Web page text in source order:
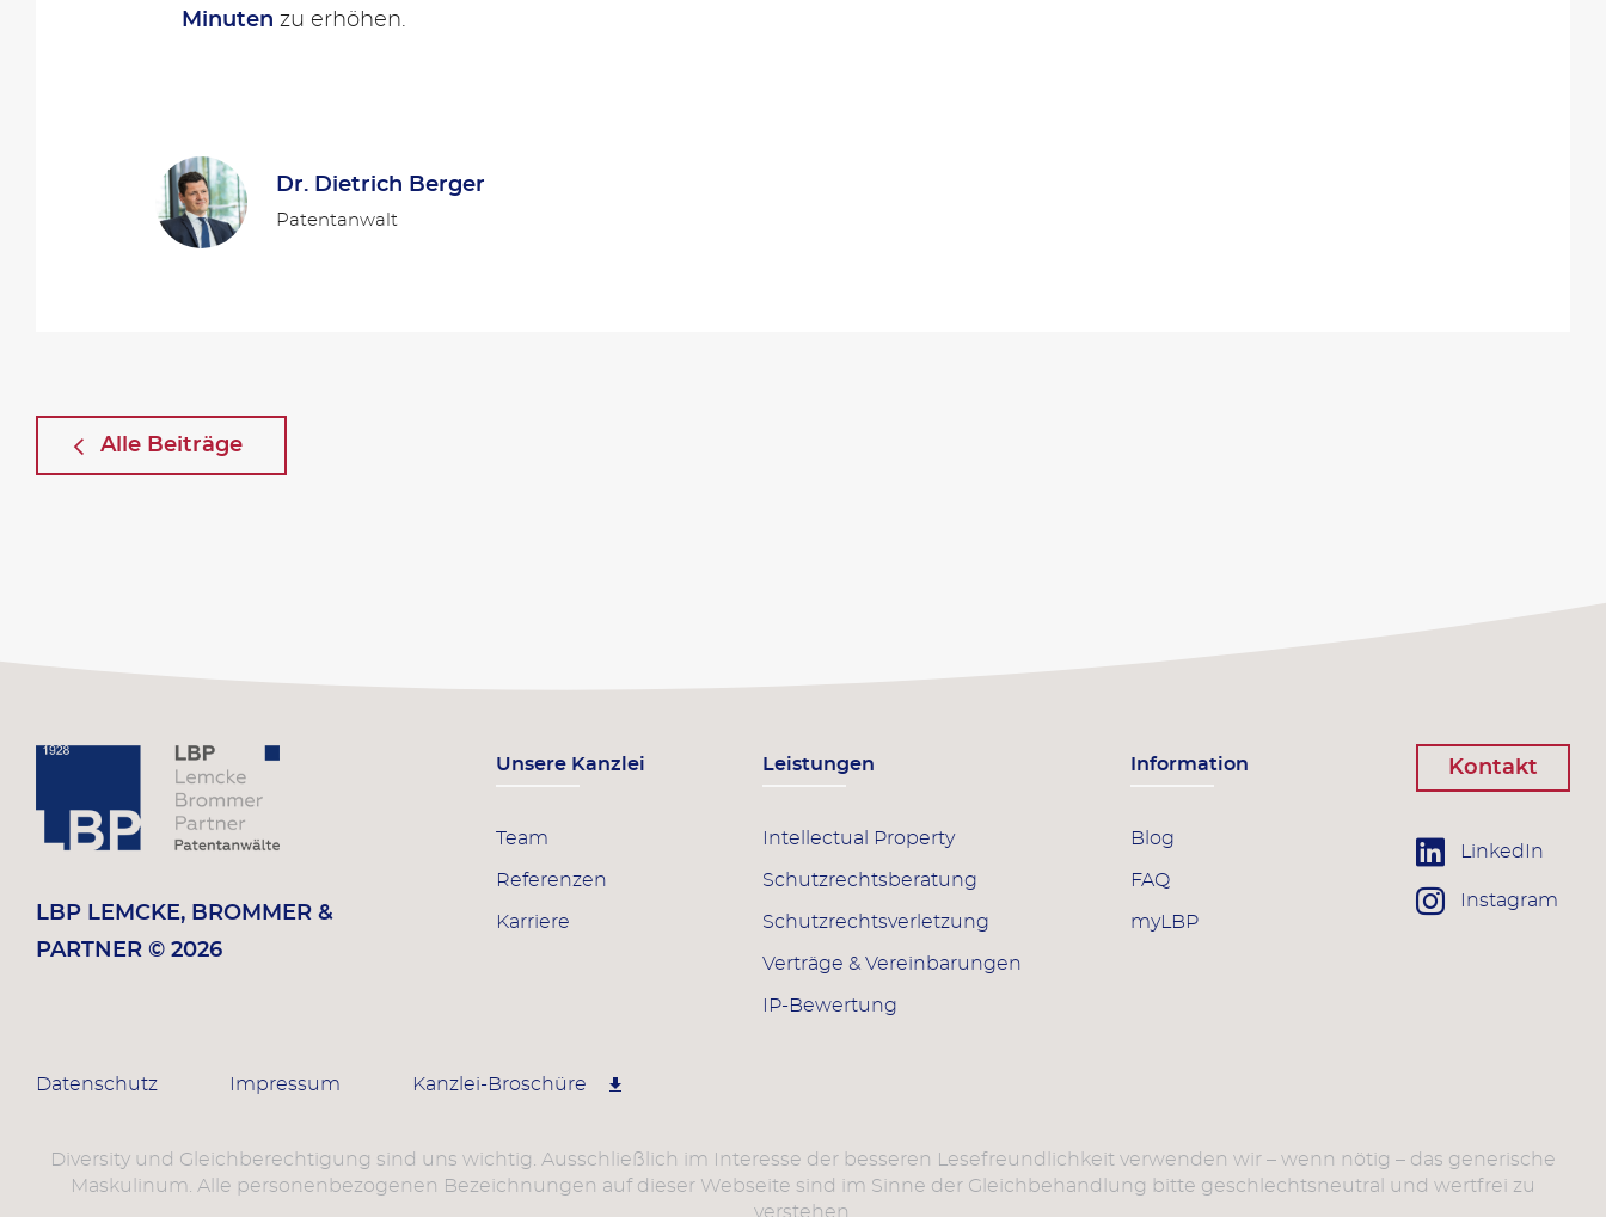
Minuten zu erhöhen.
Dr. Dietrich Berger
Patentanwalt
Alle Beiträge
LBP LEMCKE, BROMMER &
PARTNER © 2026
Unsere Kanzlei
Team
Referenzen
Karriere
Leistungen
Intellectual Property
Schutzrechts­beratung
Schutzrechts­verletzung
Verträge & Vereinbarungen
IP-Bewertung
Information
Blog
FAQ
myLBP
Kontakt
LinkedIn
Instagram
Datenschutz Impressum Kanzlei-Broschüre
Diversity und Gleichberechtigung sind uns wichtig. Ausschließlich im Interesse der besseren Lesefreundlichkeit verwenden wir – wenn nötig – das generische
Maskulinum. Alle personenbezogenen Bezeichnungen auf dieser Webseite sind im Sinne der Gleichbehandlung bitte geschlechtsneutral und wertfrei zu
verstehen.